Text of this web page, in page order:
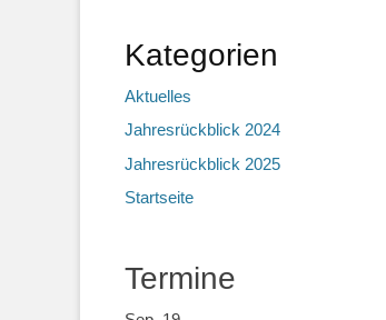
Kategorien
Aktuelles
Jahresrückblick 2024
Jahresrückblick 2025
Startseite
Termine